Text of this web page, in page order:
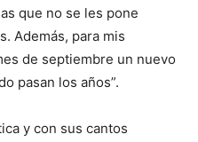
que no se les pone
Además, para mis
de septiembre un nuevo
pasan los años”.
y con sus cantos